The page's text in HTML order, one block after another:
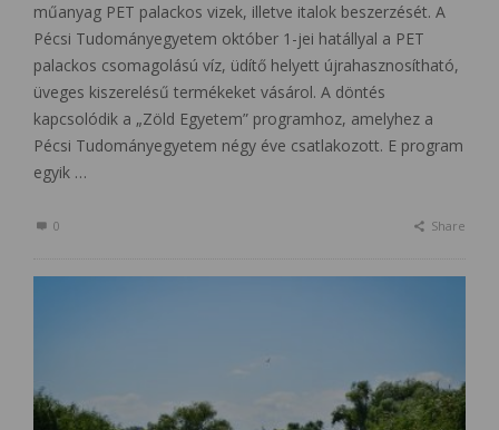
műanyag PET palackos vizek, illetve italok beszerzését. A
Pécsi Tudományegyetem október 1-jei hatállyal a PET
palackos csomagolású víz, üdítő helyett újrahasznosítható,
üveges kiszerelésű termékeket vásárol. A döntés
kapcsolódik a „Zöld Egyetem” programhoz, amelyhez a
Pécsi Tudományegyetem négy éve csatlakozott. E program
egyik …
0 Share